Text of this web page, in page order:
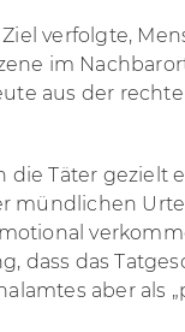
verfolgte,
im
aus der
Täter gezielt
mündlichen
dass das
aber als